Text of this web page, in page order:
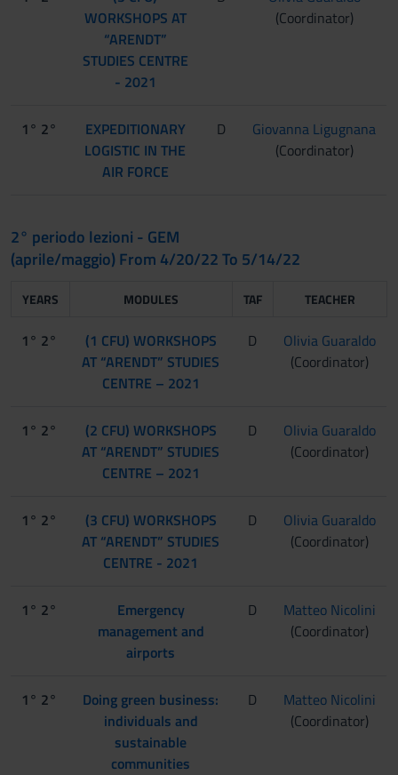
WORKSHOPS AT
“ARENDT”
STUDIES CENTRE
- 2021
(Coordinator)
1° 2°
EXPEDITIONARY
LOGISTIC IN THE
AIR FORCE
D
Giovanna Ligugnana
(Coordinator)
2° periodo lezioni - GEM
(aprile/maggio) From 4/20/22 To 5/14/22
YEARS MODULES TAF TEACHER
1° 2°
(1 CFU) WORKSHOPS
AT “ARENDT” STUDIES
CENTRE – 2021
D
Olivia Guaraldo
(Coordinator)
1° 2°
(2 CFU) WORKSHOPS
AT “ARENDT” STUDIES
CENTRE – 2021
D
Olivia Guaraldo
(Coordinator)
1° 2°
(3 CFU) WORKSHOPS
AT “ARENDT” STUDIES
CENTRE - 2021
D
Olivia Guaraldo
(Coordinator)
1° 2°
Emergency
management and
airports
D
Matteo Nicolini
(Coordinator)
1° 2°
Doing green business:
individuals and
sustainable
communities
D
Matteo Nicolini
(Coordinator)